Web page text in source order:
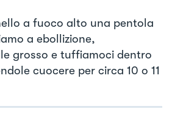
a fuoco alto una pentola
a ebollizione,
grosso e tuffiamoci dentro
cuocere per circa 10 o 11